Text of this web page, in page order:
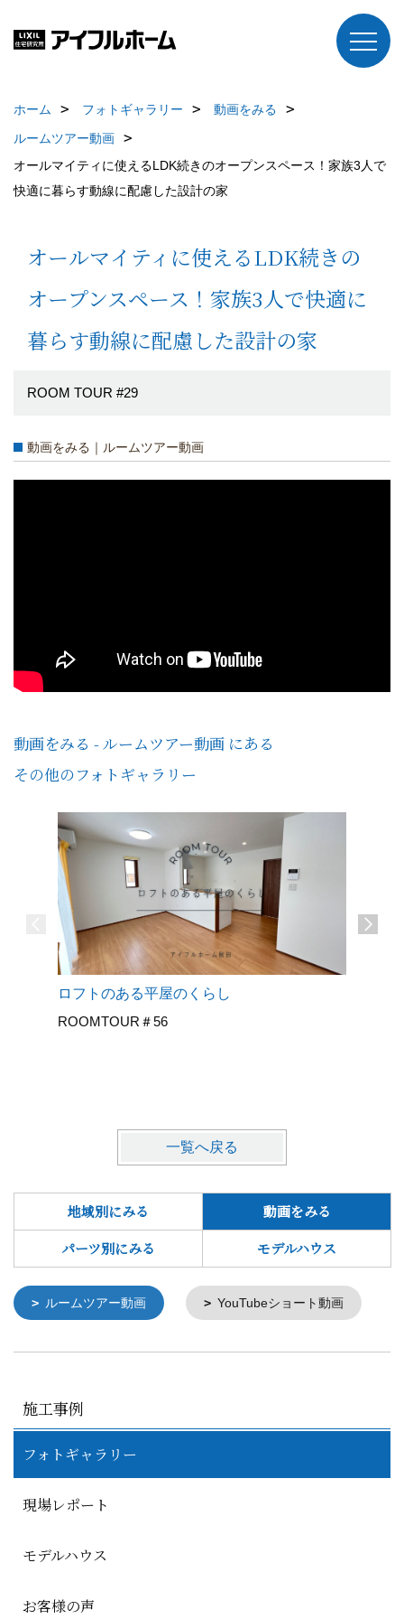
ホーム フォトギャラリー
動画をみる
ルームツアー動画
オールマイティに使えるLDK続きのオープンスペース！家族3人で
快適に暮らす動線に配慮した設計の家
オールマイティに使えるLDK続きの
オープンスペース！家族3人で快適に
暮らす動線に配慮した設計の家
ROOM TOUR #29
動画をみる｜ルームツアー動画
動画をみる - ルームツアー動画 にある
その他のフォトギャラリー
ロフトのある平屋のくらし
ROOMTOUR＃56
一覧へ戻る
地域別にみる
動画をみる
パーツ別にみる
モデルハウス
ルームツアー動画 YouTubeショート動画
施工事例
フォトギャラリー
現場レポート
モデルハウス
お客様の声